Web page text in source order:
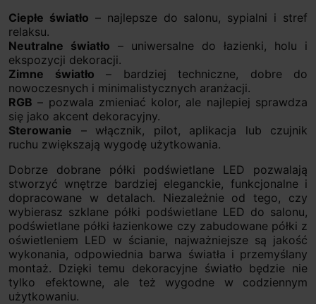
Ciepłe światło – najlepsze do salonu, sypialni i stref
relaksu.
Neutralne światło – uniwersalne do łazienki, holu i
ekspozycji dekoracji.
Zimne światło – bardziej techniczne, dobre do
nowoczesnych i minimalistycznych aranżacji.
RGB – pozwala zmieniać kolor, ale najlepiej sprawdza
się jako akcent dekoracyjny.
Sterowanie – włącznik, pilot, aplikacja lub czujnik
ruchu zwiększają wygodę użytkowania.
Dobrze dobrane półki podświetlane LED pozwalają
stworzyć wnętrze bardziej eleganckie, funkcjonalne i
dopracowane w detalach. Niezależnie od tego, czy
wybierasz szklane półki podświetlane LED do salonu,
podświetlane półki łazienkowe czy zabudowane półki z
oświetleniem LED w ścianie, najważniejsze są jakość
wykonania, odpowiednia barwa światła i przemyślany
montaż. Dzięki temu dekoracyjne światło będzie nie
tylko efektowne, ale też wygodne w codziennym
użytkowaniu.